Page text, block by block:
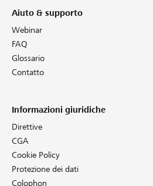
Aiuto & supporto
Webinar
FAQ
Glossario
Contatto
Informazioni giuridiche
Direttive
CGA
Cookie Policy
Protezione dei dati
Colophon